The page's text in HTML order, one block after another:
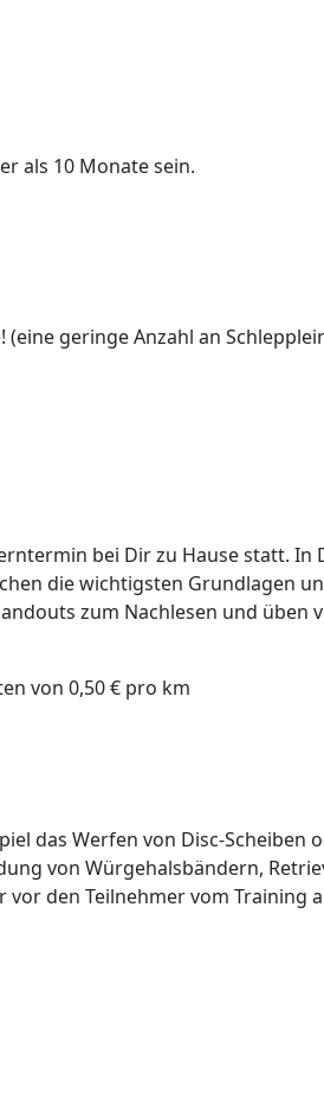
als 10 Monate sein.
geringe Anzahl an
bei Dir zu Hause statt. In
die wichtigsten Grundlagen
zum Nachlesen und üben
von 0,50 € pro km
das Werfen von Disc-Scheiben
von Würgehalsbändern,
den Teilnehmer vom Training